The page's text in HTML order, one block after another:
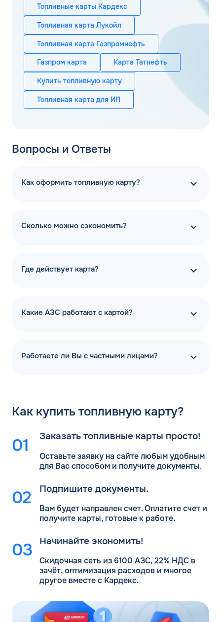
Топливные карты Кардекс
Топливная карта Лукойл
Топливная карта Газпромнефть
Газпром карта Карта Татнефть
Купить топливную карту
Топливная карта для ИП
Вопросы и Ответы
Как оформить топливную карту?
Сколько можно сэкономить?
Где действует карта?
Какие АЗС работают с картой?
Работаете ли Вы с частными лицами?
Как купить топливную карту?
Заказать топливные карты просто!
Оставьте заявку на сайте любым удобным
для Васспособом и получите документы.
Подпишите документы.
Вам будет направлен счет. Оплатите счет и
получите карты, готовые к работе.
Начинайте экономить!
Скидочная сеть из 6100 АЗС, 22% НДС в
зачёт, оптимизация расходов и многое
другое вместе с Кардекс.